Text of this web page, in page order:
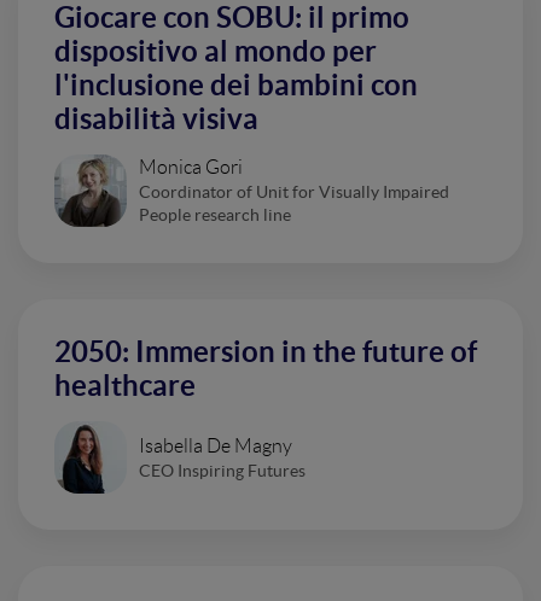
Giocare con SOBU: il primo
dispositivo al mondo per
l'inclusione dei bambini con
disabilità visiva
Monica Gori
Coordinator of Unit for Visually Impaired
People research line
2050: Immersion in the future of
healthcare
Isabella De Magny
CEO Inspiring Futures